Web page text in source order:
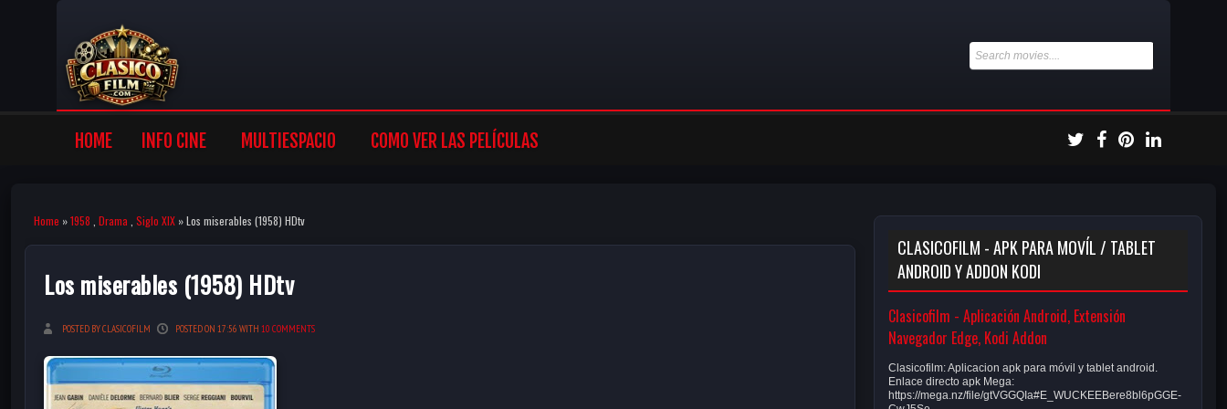
HOME INFO CINE MULTIESPACIO COMO VER LAS PELÍCULAS
Home »1958 Drama Siglo XIX » Los miserables (1958) HDtv
Los miserables (1958) HDtv
POSTED BY CLASICOFILM POSTED ON 17:56 WITH 10 COMMENTS
CLASICOFILM - APK PARA MOVÍL / TABLET
ANDROID Y ADDON KODI
Clasicofilm - Aplicación Android, Extensión
Navegador Edge, Kodi Addon
Clasicofilm: Aplicacion apk para móvil y tablet android.
Enlace directo apk Mega:
https://mega.nz/file/gtVGGQIa#E_WUCKEEBere8bl6pGGE-